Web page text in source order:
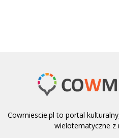
Cowmiescie.pl to portal
wielotematyczne z